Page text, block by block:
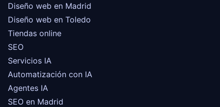
Diseño web en Madrid
Diseño web en Toledo
Tiendas online
SEO
Servicios IA
Automatización con IA
Agentes IA
SEO en Madrid